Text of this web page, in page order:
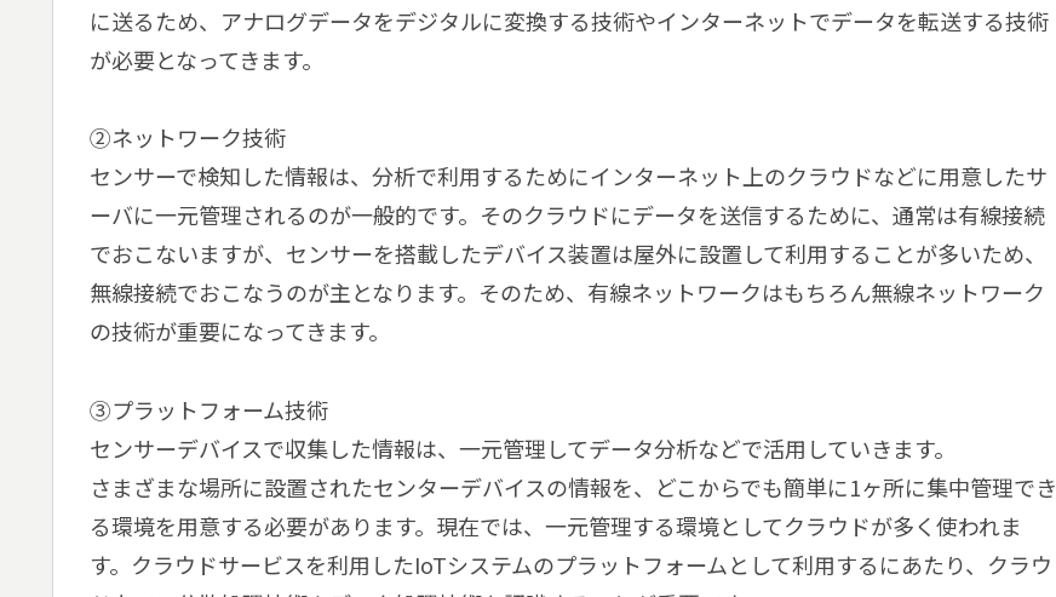
に送るため、アナログデータをデジタルに変換する技術やインターネットでデータを転送する技術
が必要となってきます。
②ネットワーク技術
センサーで検知した情報は、分析で利用するためにインターネット上のクラウドなどに用意したサ
ーバに一元管理されるのが一般的です。そのクラウドにデータを送信するために、通常は有線接続
でおこないますが、センサーを搭載したデバイス装置は屋外に設置して利用することが多いため、
無線接続でおこなうのが主となります。そのため、有線ネットワークはもちろん無線ネットワーク
の技術が重要になってきます。
③プラットフォーム技術
センサーデバイスで収集した情報は、一元管理してデータ分析などで活用していきます。
さまざまな場所に設置されたセンターデバイスの情報を、どこからでも簡単に1ヶ所に集中管理でき
る環境を用意する必要があります。現在では、一元管理する環境としてクラウドが多く使われま
す。クラウドサービスを利用したIoTシステムのプラットフォームとして利用するにあたり、クラウ